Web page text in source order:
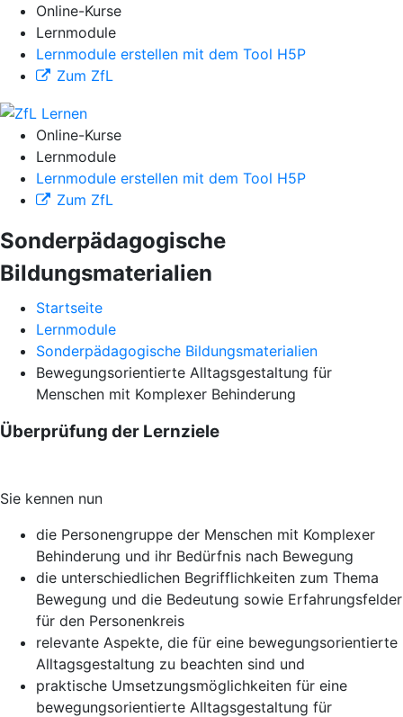
Online-Kurse
Lernmodule
Lernmodule erstellen mit dem Tool H5P
Zum ZfL
Online-Kurse
Lernmodule
Lernmodule erstellen mit dem Tool H5P
Zum ZfL
Sonderpädagogische
Bildungsmaterialien
Startseite
Lernmodule
Sonderpädagogische Bildungsmaterialien
Bewegungsorientierte Alltagsgestaltung für
Menschen mit Komplexer Behinderung
Überprüfung der Lernziele
Sie kennen nun
die Personengruppe der Menschen mit Komplexer
Behinderung und ihr Bedürfnis nach Bewegung
die unterschiedlichen Begrifflichkeiten zum Thema
Bewegung und die Bedeutung sowie Erfahrungsfelder
für den Personenkreis
relevante Aspekte, die für eine bewegungsorientierte
Alltagsgestaltung zu beachten sind und
praktische Umsetzungsmöglichkeiten für eine
bewegungsorientierte Alltagsgestaltung für